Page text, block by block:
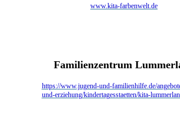
www.kita-farbenwelt.de
Familienzentrum
https://www.jugend-und-familienhilfe.de/
und-erziehung/kindertagesstaetten/kita-